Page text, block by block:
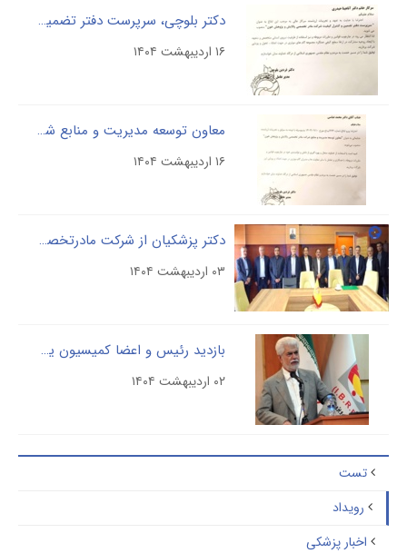
دکتر بلوچی، سرپرست دفتر تضمین کیفیت شرکت را منصوب کرد: گامی در جهت ارتقاء استانداردها.
۱۶ اردیبهشت ۱۴۰۴
معاون توسعه مدیریت و منابع شرکت مادر تخصصی پالایش و پژوهش خون منصوب شد.
دکتر پزشکیان از شرکت مادرتخصصی پالایش و پژوهش خون بازدید نمودند
۰۳ اردیبهشت ۱۴۰۴
بازدید رئیس و اعضا کمیسیون یهداشت درمان مجلس از شرکت
رویداد
اخبار پزشکی